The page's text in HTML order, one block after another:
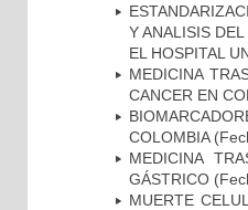
Y ANALISIS
EL HOSPITAL
MEDICINA
CANCER EN
COLOMBIA
MEDICINA
GÁSTRICO
MUERTE